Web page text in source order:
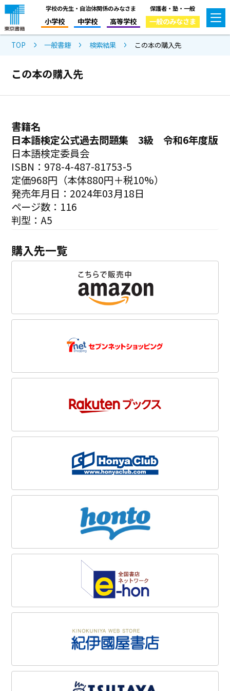
学校の先生・自治体関係のみなさま
小学校 中学校 高等学校
保護者・塾・一般
一般のみなさま
TOP 一般書籍 検索結果 この本の購入先
この本の購入先
書籍名
日本語検定公式過去問題集 3級 令和6年度版
日本語検定委員会
ISBN：978-4-487-81753-5
定価968円（本体880円＋税10%）
発売年月日：2024年03月18日
ページ数：116
判型：A5
購入先一覧